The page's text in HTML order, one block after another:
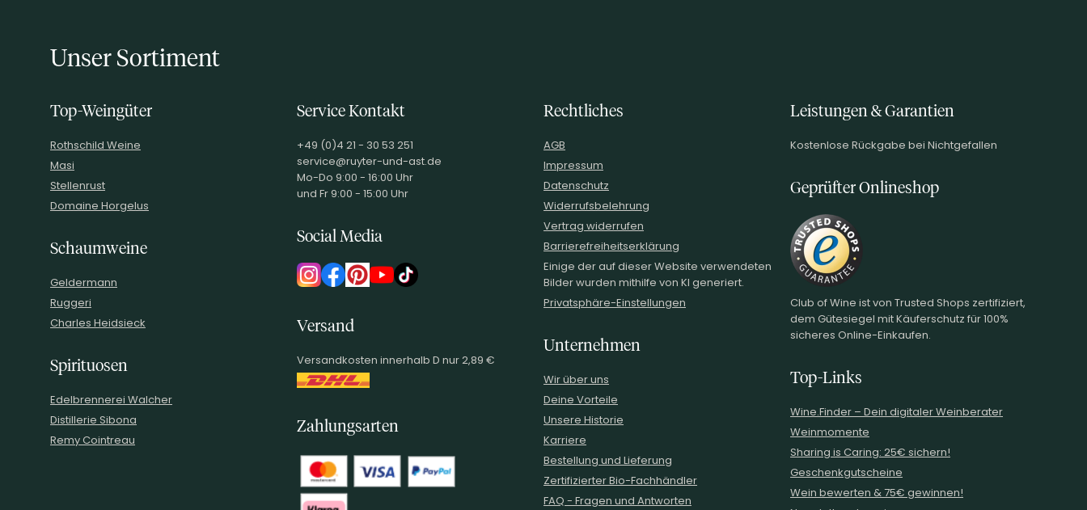
Unser Sortiment
Top-Weingüter
Rothschild Weine
Masi
Stellenrust
Domaine Horgelus
Schaumweine
Geldermann
Ruggeri
Charles Heidsieck
Spirituosen
Edelbrennerei Walcher
Distillerie Sibona
Remy Cointreau
Service Kontakt
+49 (0)4 21 - 30 53 251
service@ruyter-und-ast.de
Mo-Do 9:00 - 16:00 Uhr
und Fr 9:00 - 15:00 Uhr
Social Media
Versand
Versandkosten innerhalb D nur 2,89 €
Zahlungsarten
Rechtliches
AGB
Impressum
Datenschutz
Widerrufsbelehrung
Vertrag widerrufen
Barrierefreiheitserklärung
Einige der auf dieser Website verwendeten
Bilder wurden mithilfe von KI generiert.
Privatsphäre-Einstellungen
Unternehmen
Wir über uns
Deine Vorteile
Unsere Historie
Karriere
Bestellung und Lieferung
Zertifizierter Bio-Fachhändler
FAQ - Fragen und Antworten
Leistungen & Garantien
Kostenlose Rückgabe bei Nichtgefallen
Geprüfter Onlineshop
Club of Wine ist von Trusted Shops zertifiziert,
dem Gütesiegel mit Käuferschutz für 100%
sicheres Online-Einkaufen.
Top-Links
Wine.Finder – Dein digitaler Weinberater
Weinmomente
Sharing is Caring: 25€ sichern!
Geschenkgutscheine
Wein bewerten & 75€ gewinnen!